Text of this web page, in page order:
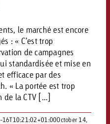
le marché est encore
: « C’est trop
de campagnes
standardisée et mise en
efficace par des
« La portée est trop
la CTV [...]
October 14,